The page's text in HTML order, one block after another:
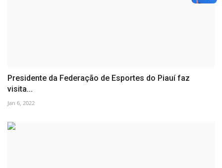
Presidente da Federação de Esportes do Piauí faz
visita...
Jan 6, 2022